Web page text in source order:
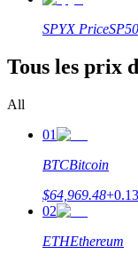
SPYXPrice
Tous les prix
All
01
BTCBitcoin
$64,969.48+0.13
02
ETHEthereum